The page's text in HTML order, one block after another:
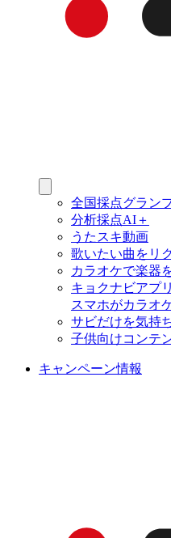
全国採点グラン
分析採点AI＋
うたスキ動画
歌いたい曲をリ
カラオケで楽器
キョクナビアプリ
スマホがカラオ
サビだけを気持
子供向けコンテ
キャンペーン情報